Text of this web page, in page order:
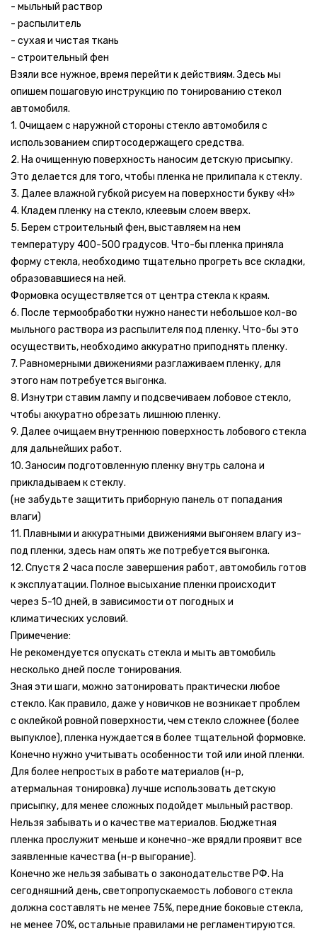
- мыльный раствор
- распылитель
- сухая и чистая ткань
- строительный фен
Взяли все нужное, время перейти к действиям. Здесь мы
опишем пошаговую инструкцию по тонированию стекол
автомобиля.
1. Очищаем с наружной стороны стекло автомобиля с
использованием спиртосодержащего средства.
2. На очищенную поверхность наносим детскую присыпку.
Это делается для того, чтобы пленка не прилипала к стеклу.
3. Далее влажной губкой рисуем на поверхности букву «Н»
4. Кладем пленку на стекло, клеевым слоем вверх.
5. Берем строительный фен, выставляем на нем
температуру 400-500 градусов. Что-бы пленка приняла
форму стекла, необходимо тщательно прогреть все складки,
образовавшиеся на ней.
Формовка осуществляется от центра стекла к краям.
6. После термообработки нужно нанести небольшое кол-во
мыльного раствора из распылителя под пленку. Что-бы это
осуществить, необходимо аккуратно приподнять пленку.
7. Равномерными движениями разглаживаем пленку, для
этого нам потребуется выгонка.
8. Изнутри ставим лампу и подсвечиваем лобовое стекло,
чтобы аккуратно обрезать лишнюю пленку.
9. Далее очищаем внутреннюю поверхность лобового стекла
для дальнейших работ.
10. Заносим подготовленную пленку внутрь салона и
прикладываем к стеклу.
(не забудьте защитить приборную панель от попадания
влаги)
11. Плавными и аккуратными движениями выгоняем влагу из-
под пленки, здесь нам опять же потребуется выгонка.
12. Спустя 2 часа после завершения работ, автомобиль готов
к эксплуатации. Полное высыхание пленки происходит
через 5-10 дней, в зависимости от погодных и
климатических условий.
Примечение:
Не рекомендуется опускать стекла и мыть автомобиль
несколько дней после тонирования.
Зная эти шаги, можно затонировать практически любое
стекло. Как правило, даже у новичков не возникает проблем
с оклейкой ровной поверхности, чем стекло сложнее (более
выпуклое), пленка нуждается в более тщательной формовке.
Конечно нужно учитывать особенности той или иной пленки.
Для более непростых в работе материалов (н-р,
атермальная тонировка) лучше использовать детскую
присыпку, для менее сложных подойдет мыльный раствор.
Нельзя забывать и о качестве материалов. Бюджетная
пленка прослужит меньше и конечно-же врядли проявит все
заявленные качества (н-р выгорание).
Конечно же нельзя забывать о законодательстве РФ. На
сегодняшний день, светопропускаемость лобового стекла
должна составлять не менее 75%, передние боковые стекла,
не менее 70%, остальные правилами не регламентируются.